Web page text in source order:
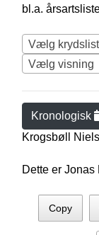
bl.a.
Vælg
Vælg visning
Kronologisk
Krogsbøll
Dette er
Copy